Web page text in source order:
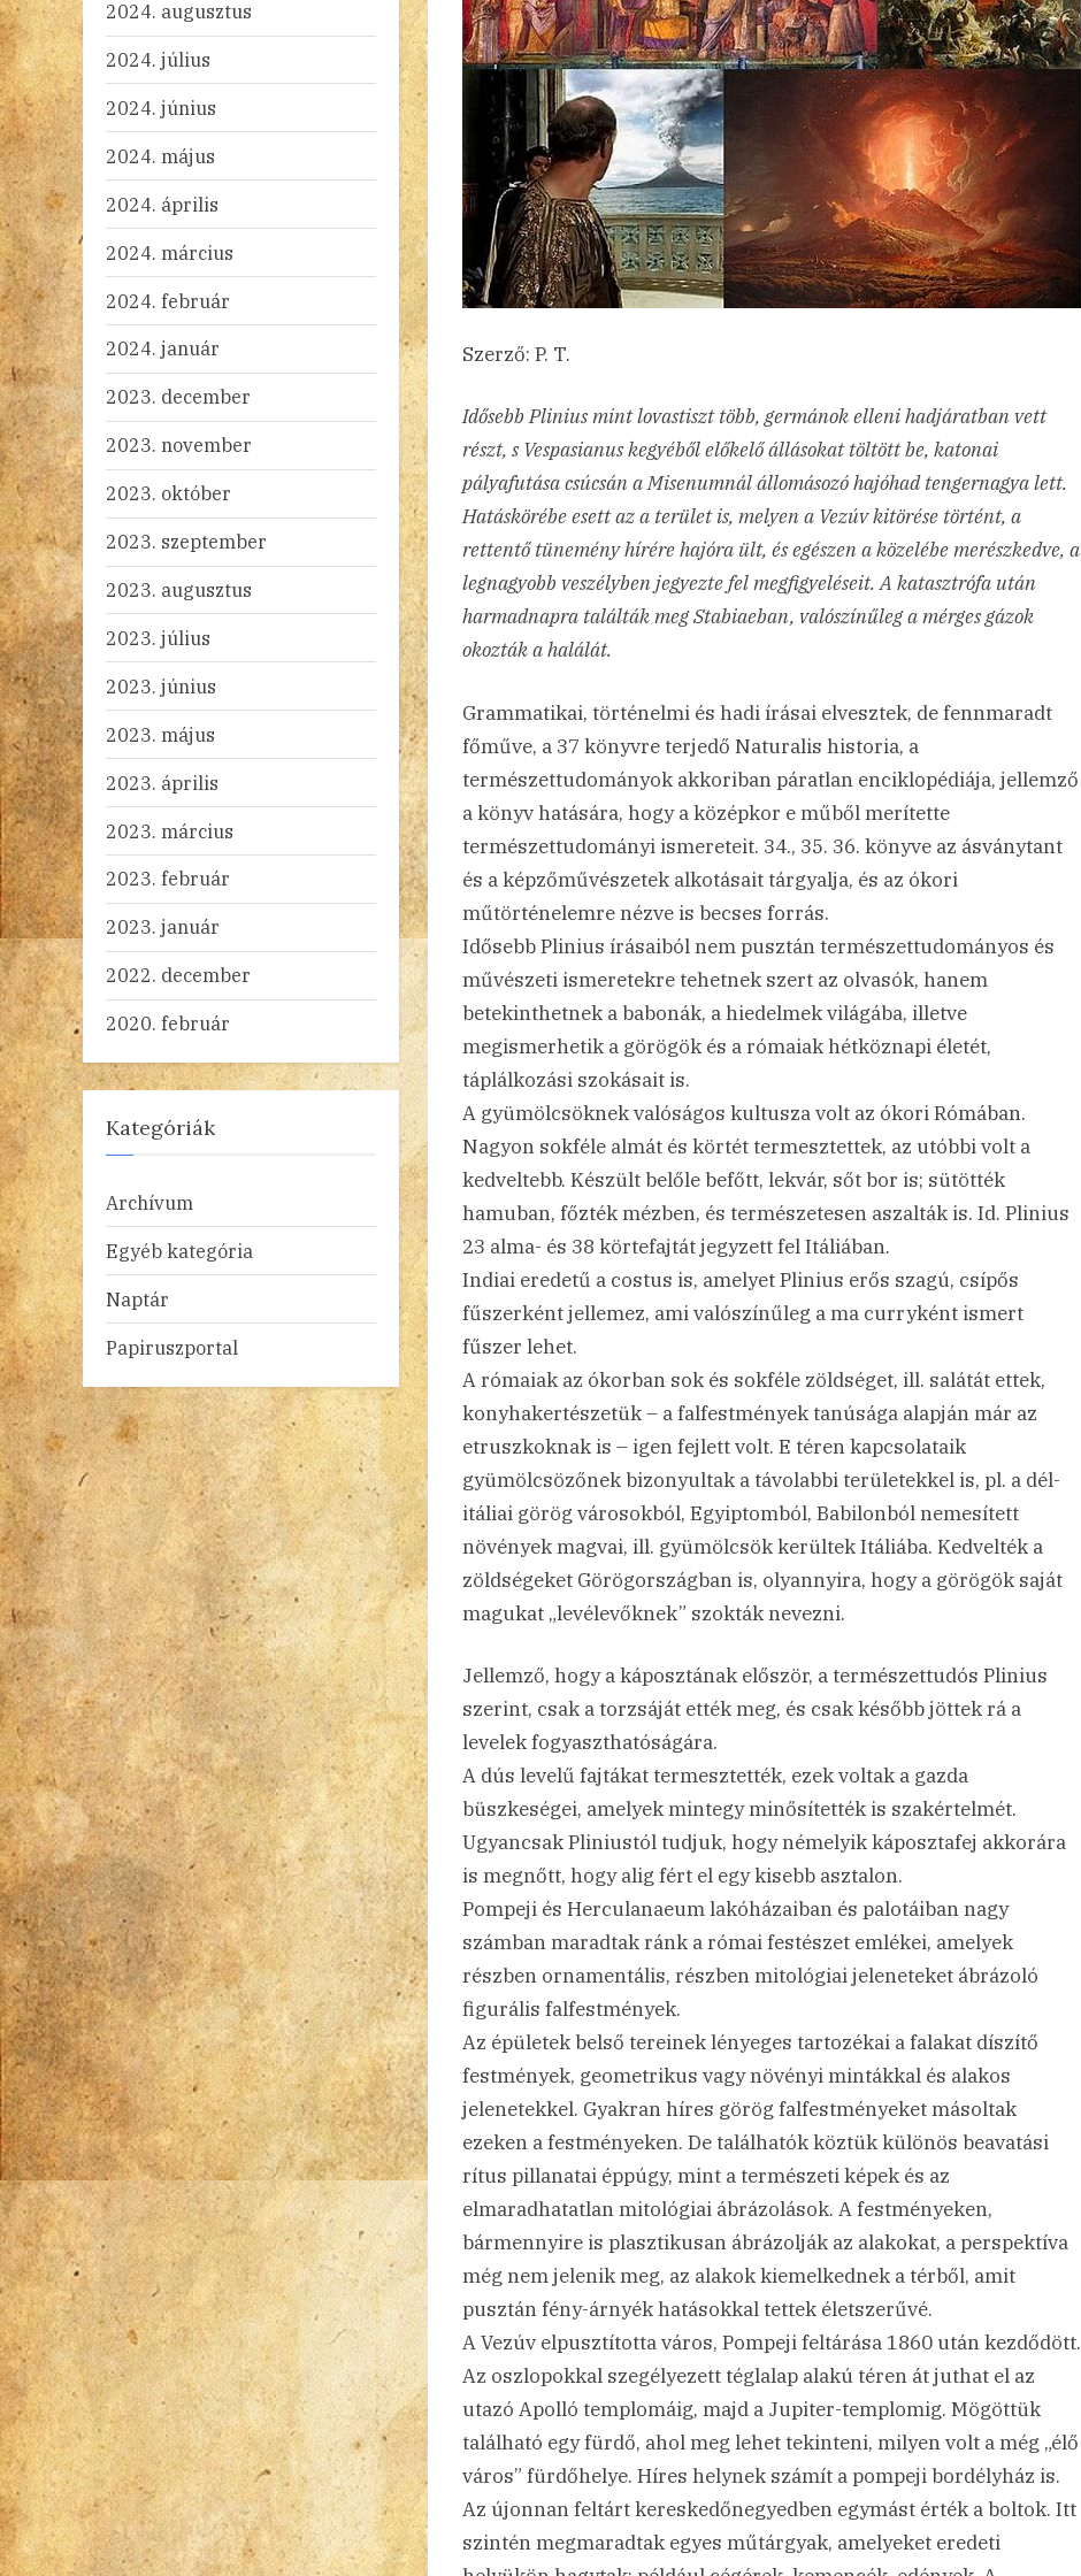
Szerző: P. T.
Idősebb Plinius mint lovastiszt több, germánok elleni hadjáratban vett
részt, s Vespasianus kegyéből előkelő állásokat töltött be, katonai
pályafutása csúcsán a Misenumnál állomásozó hajóhad tengernagya lett.
Hatáskörébe esett az a terület is, melyen a Vezúv kitörése történt, a
rettentő tünemény hírére hajóra ült, és egészen a közelébe merészkedve, a
legnagyobb veszélyben jegyezte fel megfigyeléseit. A katasztrófa után
harmadnapra találták meg Stabiaeban, valószínűleg a mérges gázok
okozták a halálát.
Grammatikai, történelmi és hadi írásai elvesztek, de fennmaradt
főműve, a 37 könyvre terjedő Naturalis historia, a
természettudományok akkoriban páratlan enciklopédiája, jellemző
a könyv hatására, hogy a középkor e műből merítette
természettudományi ismereteit. 34., 35. 36. könyve az ásványtant
és a képzőművészetek alkotásait tárgyalja, és az ókori
műtörténelemre nézve is becses forrás.
Idősebb Plinius írásaiból nem pusztán természettudományos és
művészeti ismeretekre tehetnek szert az olvasók, hanem
betekinthetnek a babonák, a hiedelmek világába, illetve
megismerhetik a görögök és a rómaiak hétköznapi életét,
táplálkozási szokásait is.
A gyümölcsöknek valóságos kultusza volt az ókori Rómában.
Nagyon sokféle almát és körtét termesztettek, az utóbbi volt a
kedveltebb. Készült belőle befőtt, lekvár, sőt bor is; sütötték
hamuban, főzték mézben, és természetesen aszalták is. Id. Plinius
23 alma- és 38 körtefajtát jegyzett fel Itáliában.
Indiai eredetű a costus is, amelyet Plinius erős szagú, csípős
fűszerként jellemez, ami valószínűleg a ma curryként ismert
fűszer lehet.
A rómaiak az ókorban sok és sokféle zöldséget, ill. salátát ettek,
konyhakertészetük – a falfestmények tanúsága alapján már az
etruszkoknak is – igen fejlett volt. E téren kapcsolataik
gyümölcsözőnek bizonyultak a távolabbi területekkel is, pl. a dél-
itáliai görög városokból, Egyiptomból, Babilonból nemesített
növények magvai, ill. gyümölcsök kerültek Itáliába. Kedvelték a
zöldségeket Görögországban is, olyannyira, hogy a görögök saját
magukat „levélevőknek” szokták nevezni.
Jellemző, hogy a káposztának először, a természettudós Plinius
szerint, csak a torzsáját ették meg, és csak később jöttek rá a
levelek fogyaszthatóságára.
A dús levelű fajtákat termesztették, ezek voltak a gazda
büszkeségei, amelyek mintegy minősítették is szakértelmét.
Ugyancsak Pliniustól tudjuk, hogy némelyik káposztafej akkorára
is megnőtt, hogy alig fért el egy kisebb asztalon.
Pompeji és Herculanaeum lakóházaiban és palotáiban nagy
számban maradtak ránk a római festészet emlékei, amelyek
részben ornamentális, részben mitológiai jeleneteket ábrázoló
figurális falfestmények.
Az épületek belső tereinek lényeges tartozékai a falakat díszítő
festmények, geometrikus vagy növényi mintákkal és alakos
jelenetekkel. Gyakran híres görög falfestményeket másoltak
ezeken a festményeken. De találhatók köztük különös beavatási
rítus pillanatai éppúgy, mint a természeti képek és az
elmaradhatatlan mitológiai ábrázolások. A festményeken,
bármennyire is plasztikusan ábrázolják az alakokat, a perspektíva
még nem jelenik meg, az alakok kiemelkednek a térből, amit
pusztán fény-árnyék hatásokkal tettek életszerűvé.
A Vezúv elpusztította város, Pompeji feltárása 1860 után kezdődött.
Az oszlopokkal szegélyezett téglalap alakú téren át juthat el az
utazó Apolló templomáig, majd a Jupiter-templomig. Mögöttük
található egy fürdő, ahol meg lehet tekinteni, milyen volt a még „élő
város” fürdőhelye. Híres helynek számít a pompeji bordélyház is.
Az újonnan feltárt kereskedőnegyedben egymást érték a boltok. Itt
szintén megmaradtak egyes műtárgyak, amelyeket eredeti
2024. augusztus
2024. július
2024. június
2024. május
2024. április
2024. március
2024. február
2024. január
2023. december
2023. november
2023. október
2023. szeptember
2023. augusztus
2023. július
2023. június
2023. május
2023. április
2023. március
2023. február
2023. január
2022. december
2020. február
Kategóriák
Archívum
Egyéb kategória
Naptár
Papiruszportal